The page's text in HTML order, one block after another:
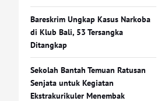
Bareskrim Ungkap Kasus Narkoba
di Klub Bali, 53 Tersangka
Ditangkap
Sekolah Bantah Temuan Ratusan
Senjata untuk Kegiatan
Ekstrakurikuler Menembak